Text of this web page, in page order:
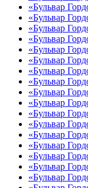
«Бульвар
«Бульвар
«Бульвар
«Бульвар
«Бульвар
«Бульвар
«Бульвар
«Бульвар
«Бульвар
«Бульвар
«Бульвар
«Бульвар
«Бульвар
«Бульвар
«Бульвар
«Бульвар
«Бульвар